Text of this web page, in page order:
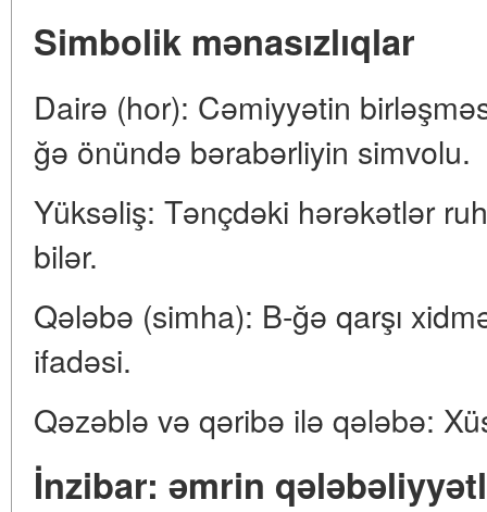
Simbolik mənasızlıqlar
Dairə (hor): Cəmiyyətin
ğə önündə bərabərliyin simvolu.
Yüksəliş: Tənçdəki hərəkətlər
bilər.
Qələbə (simha): B-ğə qarşı
ifadəsi.
Qəzəblə və qəribə ilə qələbə:
İnzibar: əmrin